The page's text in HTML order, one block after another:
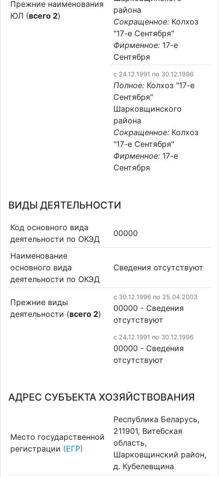
Прежние наименования
ЮЛ (всего 2)
района
Сокращенное: Колхоз
"17-е Сентября"
Фирменное: 17-е
Сентября
c 24.12.1991 по 30.12.1996
Полное: Колхоз "17-е
Сентября"
Шарковщинского
района
Сокращенное: Колхоз
"17-е Сентября"
Фирменное: 17-е
Сентября
ВИДЫ ДЕЯТЕЛЬНОСТИ
Код основного вида
деятельности по ОКЭД
00000
Наименование
основного вида
деятельности по ОКЭД
Cведения отсутствуют
Прежние виды
деятельности (всего 2)
c 30.12.1996 по 25.04.2003
00000 - Cведения
отсутствуют
c 24.12.1991 по 30.12.1996
00000 - Cведения
отсутствуют
АДРЕС СУБЪЕКТА ХОЗЯЙСТВОВАНИЯ
Место государственной
регистрации (ЕГР)
Республика Беларусь,
211901, Витебская
область,
Шарковщинский район,
д. Кубелевщина